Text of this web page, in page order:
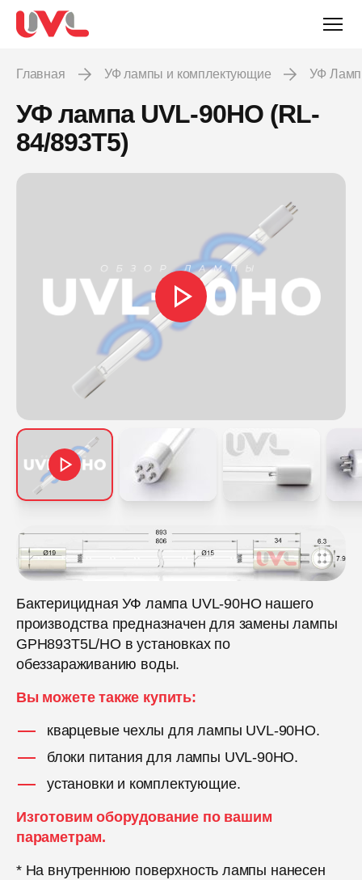
Главная УФ лампы и комплектующие УФ
УФ лампа UVL-90HO (RL-
84/893T5)
Бактерицидная УФ лампа UVL-90HO нашего
производства предназначен для замены лампы
GPH893T5L/HO в установках по
обеззараживанию воды.
Вы можете также купить:
кварцевые чехлы для лампы UVL-90HO.
блоки питания для лампы UVL-90HO.
установки и комплектующие.
Изготовим оборудование по вашим
параметрам.
* На внутреннюю поверхность лампы нанесен